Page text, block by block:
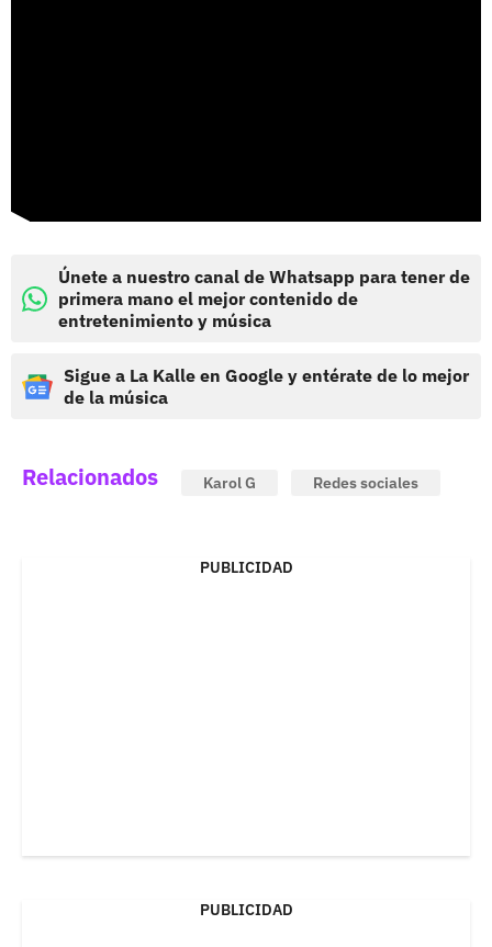
Únete a nuestro canal de Whatsapp para tener de
primera mano el mejor contenido de
entretenimiento y música
Sigue a La Kalle en Google y entérate de lo mejor
de la música
Relacionados Karol G Redes sociales
PUBLICIDAD
PUBLICIDAD